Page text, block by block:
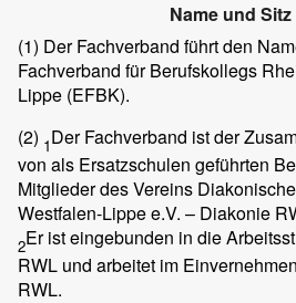
Name und Sitz
(1) Der Fachverband führt den
Fachverband für Berufskollegs
Lippe (EFBK).
(2) 1Der Fachverband ist der
von als Ersatzschulen geführten
Mitglieder des Vereins
Westfalen-Lippe e.V. – Diakonie
2Er ist eingebunden in die
RWL und arbeitet im
RWL.